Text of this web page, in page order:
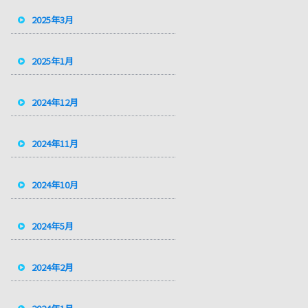
2025年3月
2025年1月
2024年12月
2024年11月
2024年10月
2024年5月
2024年2月